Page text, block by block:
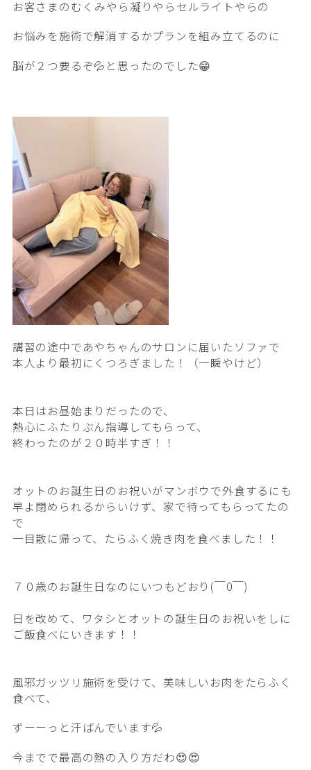
お客さまのむくみやら凝りやらセルライトやらの
お悩みを施術で解消するかプランを組み立てるのに
脳が２つ要るぞ💦と思ったのでした😁
講習の途中であやちゃんのサロンに届いたソファで
本人より最初にくつろぎました！（一瞬やけど）
本日はお昼始まりだったので、
熱心にふたりぶん指導してもらって、
終わったのが２０時半すぎ！！
オットのお誕生日のお祝いがマンボウで外食するにも
早よ閉められるからいけず、家で待ってもらってたの
で
一目散に帰って、たらふく焼き肉を食べました！！
７０歳のお誕生日なのにいつもどおり(￣0￣)
日を改めて、ワタシとオットの誕生日のお祝いをしに
ご飯食べにいきます！！
風邪ガッツリ施術を受けて、美味しいお肉をたらふく
食べて、
ずーーっと汗ばんでいます💦
今までで最高の熱の入り方だわ😍😍